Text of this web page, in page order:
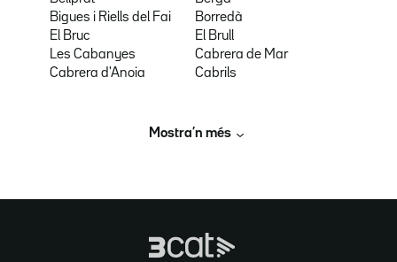
Bigues i Riells del Fai
Borredà
El Bruc
El Brull
Les Cabanyes
Cabrera de Mar
Cabrera d'Anoia
Cabrils
Mostra’n més